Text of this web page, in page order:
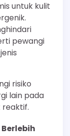
untuk kulit
pewangi
risiko
lain pada
reaktif.